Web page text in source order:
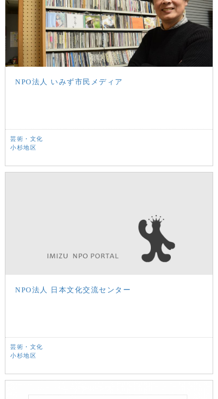
NPO法人 いみず市民メディア
芸術・文化
小杉地区
NPO法人 日本文化交流センター
芸術・文化
小杉地区